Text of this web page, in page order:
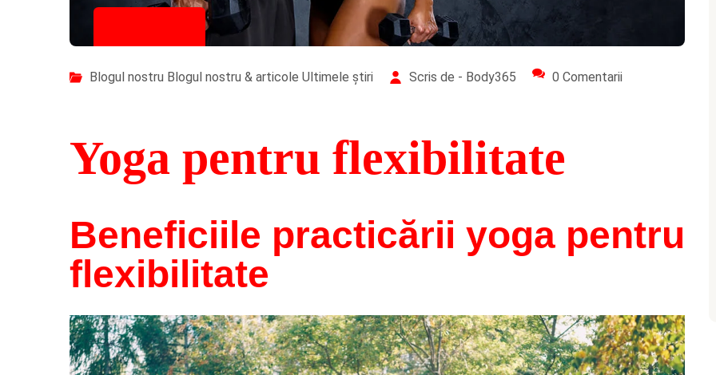
Blogul nostru Blogul nostru & articole Ultimele știri Scris de - Body365 0 Comentarii
Yoga pentru flexibilitate
Beneficiile practicării yoga pentru
flexibilitate